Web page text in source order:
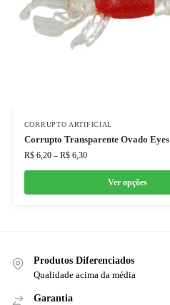
CORRUPTO ARTIFICIAL
Corrupto Transparente Ovado Eyes
R$6,20 – R$6,30
Ver opções
Produtos Diferenciados
Qualidade acima da média
Garantia